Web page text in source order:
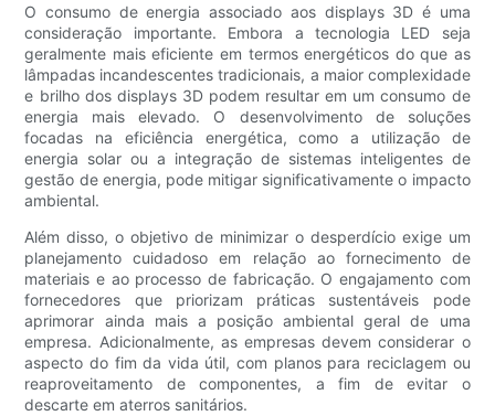
O consumo de energia associado aos displays 3D é uma
consideração importante. Embora a tecnologia LED seja
geralmente mais eficiente em termos energéticos do que as
lâmpadas incandescentes tradicionais, a maior complexidade
e brilho dos displays 3D podem resultar em um consumo de
energia mais elevado. O desenvolvimento de soluções
focadas na eficiência energética, como a utilização de
energia solar ou a integração de sistemas inteligentes de
gestão de energia, pode mitigar significativamente o impacto
ambiental.
Além disso, o objetivo de minimizar o desperdício exige um
planejamento cuidadoso em relação ao fornecimento de
materiais e ao processo de fabricação. O engajamento com
fornecedores que priorizam práticas sustentáveis ​​pode
aprimorar ainda mais a posição ambiental geral de uma
empresa. Adicionalmente, as empresas devem considerar o
aspecto do fim da vida útil, com planos para reciclagem ou
reaproveitamento de componentes, a fim de evitar o
descarte em aterros sanitários.